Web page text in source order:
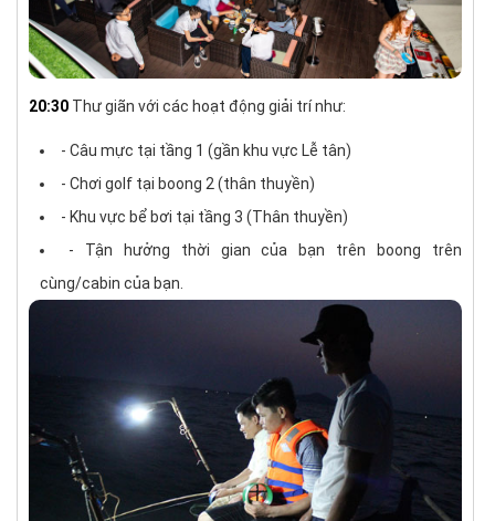
20:30 Thư giãn với các hoạt động giải trí như:
- Câu mực tại tầng 1 (gần khu vực Lễ tân)
- Chơi golf tại boong 2 (thân thuyền)
- Khu vực bể bơi tại tầng 3 (Thân thuyền)
- Tận hưởng thời gian của bạn trên boong trên
cùng/cabin của bạn.